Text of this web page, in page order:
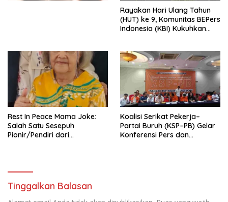
Rayakan Hari Ulang Tahun
(HUT) ke 9, Komunitas BEPers
Indonesia (KBI) Kukuhkan
Tema: “Penguatan dan
Pengembangan Organisasi
KBI yang Berbasis Riset di
seluruh Indonesia dan
Mancanegara”.
Rest In Peace Mama Joke:
Salah Satu Sesepuh
Pionir/Pendiri dari
Kasih Allah.
Koalisi Serikat Pekerja–
Partai Buruh (KSP–PB) Gelar
Konferensi Pers dan
Tinggalkan Balasan